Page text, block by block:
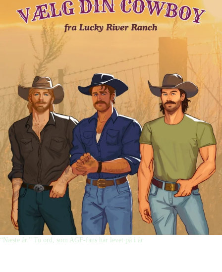
“Næste år.” To ord, som AGF-fans har levet på i år